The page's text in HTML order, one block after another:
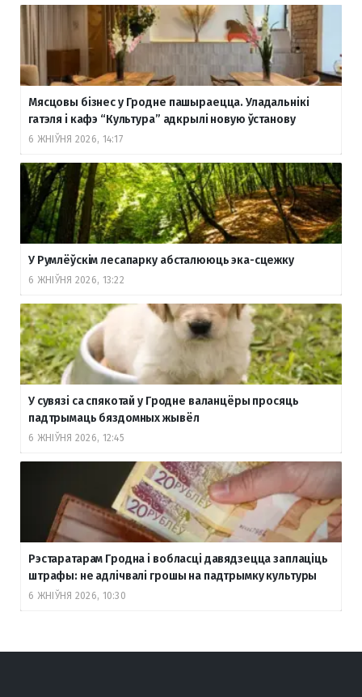
Мясцовы бізнес у Гродне пашыраецца. Уладальнікі
гатэля і кафэ “Культура” адкрылі новую ўстанову
6 ЖНІЎНЯ 2026, 14:17
У Румлёўскім лесапарку абсталююць эка-сцежку
6 ЖНІЎНЯ 2026, 13:22
У сувязі са спякотай у Гродне валанцёры просяць
падтрымаць бяздомных жывёл
6 ЖНІЎНЯ 2026, 12:45
Рэстаратарам Гродна і вобласці давядзецца заплаціць
штрафы: не адлічвалі грошы на падтрымку культуры
6 ЖНІЎНЯ 2026, 10:30